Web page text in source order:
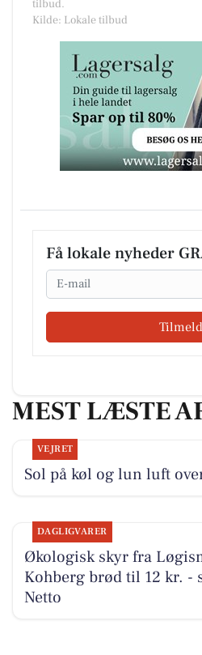
tilbud.
Kilde: Lokale tilbud
Få lokale nyheder
Email
Tilmeld
MEST LÆSTE
VEJRET
Sol på køl og lun luft
DAGLIGVARER
Økologisk skyr fra
Kohberg brød til 12 kr. -
Netto